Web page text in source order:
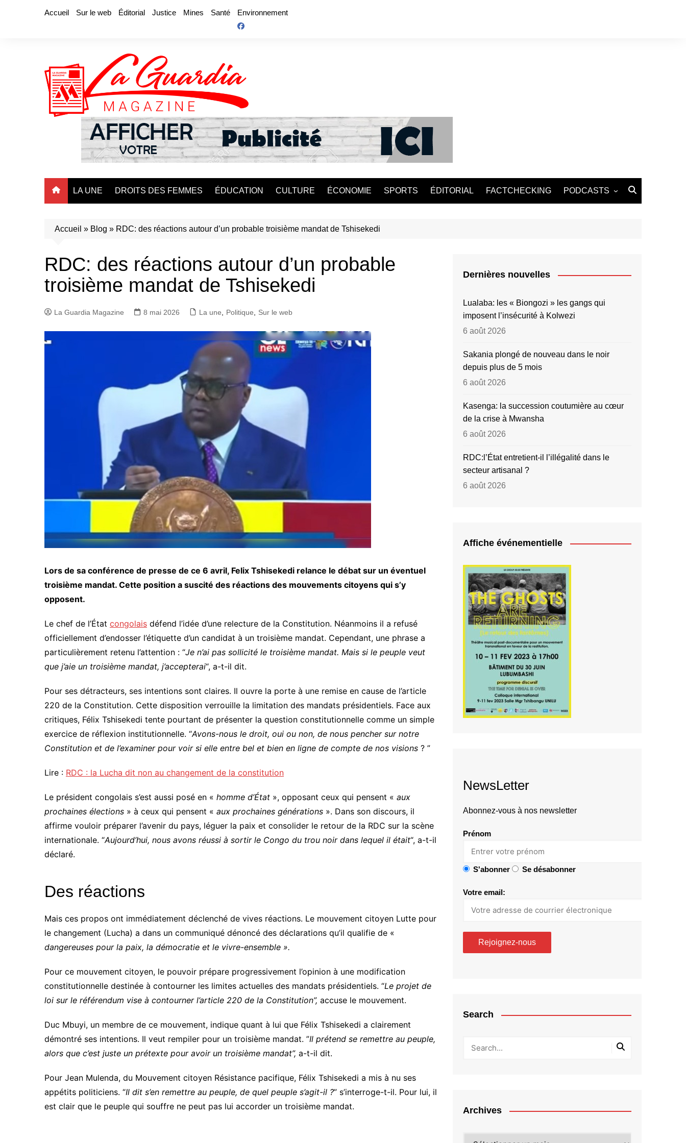
Accueil Sur le web Éditorial Justice Mines Santé Environnement
LA UNE DROITS DES FEMMES ÉDUCATION CULTURE ÉCONOMIE SPORTS ÉDITORIAL FACTCHECKING PODCASTS
Accueil » Blog » RDC: des réactions autour d’un probable troisième mandat de Tshisekedi
RDC: des réactions autour d’un probable
troisième mandat de Tshisekedi
La Guardia Magazine 8 mai 2026 La une, Politique, Sur le web
Lors de sa conférence de presse de ce 6 avril, Felix Tshisekedi relance le débat sur un éventuel
troisième mandat. Cette position a suscité des réactions des mouvements citoyens qui s’y
opposent.
Le chef de l’État congolais défend l’idée d’une relecture de la Constitution. Néanmoins il a refusé
officiellement d’endosser l’étiquette d’un candidat à un troisième mandat. Cependant, une phrase a
particulièrement retenu l’attention : “Je n’ai pas sollicité le troisième mandat. Mais si le peuple veut
que j’aie un troisième mandat, j’accepterai“, a-t-il dit.
Pour ses détracteurs, ses intentions sont claires. Il ouvre la porte à une remise en cause de l’article
220 de la Constitution. Cette disposition verrouille la limitation des mandats présidentiels. Face aux
critiques, Félix Tshisekedi tente pourtant de présenter la question constitutionnelle comme un simple
exercice de réflexion institutionnelle. “Avons-nous le droit, oui ou non, de nous pencher sur notre
Constitution et de l’examiner pour voir si elle entre bel et bien en ligne de compte de nos visions ? ”
Lire : RDC : la Lucha dit non au changement de la constitution
Le président congolais s’est aussi posé en « homme d’État », opposant ceux qui pensent « aux
prochaines élections » à ceux qui pensent « aux prochaines générations ». Dans son discours, il
affirme vouloir préparer l’avenir du pays, léguer la paix et consolider le retour de la RDC sur la scène
internationale. “Aujourd’hui, nous avons réussi à sortir le Congo du trou noir dans lequel il était“, a-t-il
déclaré.
Des réactions
Mais ces propos ont immédiatement déclenché de vives réactions. Le mouvement citoyen Lutte pour
le changement (Lucha) a dans un communiqué dénoncé des déclarations qu’il qualifie de «
dangereuses pour la paix, la démocratie et le vivre-ensemble ».
Pour ce mouvement citoyen, le pouvoir prépare progressivement l’opinion à une modification
constitutionnelle destinée à contourner les limites actuelles des mandats présidentiels. “Le projet de
loi sur le référendum vise à contourner l’article 220 de la Constitution”, accuse le mouvement.
Duc Mbuyi, un membre de ce mouvement, indique quant à lui que Félix Tshisekedi a clairement
démontré ses intentions. Il veut rempiler pour un troisième mandat. ”Il prétend se remettre au peuple,
alors que c’est juste un prétexte pour avoir un troisième mandat”, a-t-il dit.
Pour Jean Mulenda, du Mouvement citoyen Résistance pacifique, Félix Tshisekedi a mis à nu ses
appétits politiciens. “Il dit s’en remettre au peuple, de quel peuple s’agit-il ?” s’interroge-t-il. Pour lui, il
est clair que le peuple qui souffre ne peut pas lui accorder un troisième mandat.
Dernières nouvelles
Lualaba: les « Biongozi » les gangs qui
imposent l’insécurité à Kolwezi
6 août 2026
Sakania plongé de nouveau dans le noir
depuis plus de 5 mois
6 août 2026
Kasenga: la succession coutumière au cœur
de la crise à Mwansha
6 août 2026
RDC:l’État entretient-il l’illégalité dans le
secteur artisanal ?
6 août 2026
Affiche événementielle
NewsLetter
Abonnez-vous à nos newsletter
Prénom
S'abonner Se désabonner
Votre email:
Search
Archives